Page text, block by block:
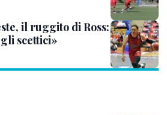
il ruggito di Ross:
scettici»